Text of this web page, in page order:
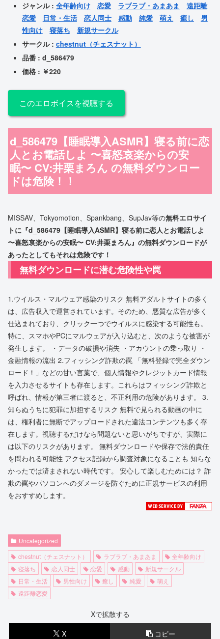
ジャンル : 全年齢向け 恋愛 ラブラブ・あまあま
遠距離
恋愛
日常・生活 恋人同士 感動 純愛 萌え 癒し
男
性向け
寝落ち
新規サークル
サークル : chestnut（チェスナット）
品番 : d_586479
価格 : ￥220
このエロボイスを視聴する
d_586479【睡眠導入ASMR】寝る前に恋
人とお電話しよ 〜喜怒哀楽からの安
眠〜 CV:井栗まろん の無料ダウンロー
ドは危険！！
MISSAV、Tokyomotion、Spankbang、SupJav等の無料エロサイ
トに『d_586479【睡眠導入ASMR】寝る前に恋人とお電話しよ
〜喜怒哀楽からの安眠〜 CV:井栗まろん』の無料ダウンロードが
あったとしてもそれは危険です！
無料ダウンロードに潜む危険性や罠
1.ウイルス・マルウェア感染のリスク 無料アダルトサイトの多く
は、広告収入で運営されています。そのため、悪質な広告が多く
仕込まれており、クリック一つでウイルスに感染する可能性も。
特に、スマホやPCにマルウェアが入り込むと、次のような被害が
発生します。 ・データの破損や消失 ・アカウントの乗っ取り ・
金融情報の流出 2.フィッシング詐欺の罠 「無料登録で完全ダウン
ロード！」などの甘い言葉で、個人情報やクレジットカード情報
を入力させるサイトも存在します。これらはフィッシング詐欺と
呼ばれ、情報が第三者に渡ると、不正利用の危険があります。 3.
知らぬうちに犯罪に加担するリスク 無料で見られる動画の中に
は、権利者に無断でアップロードされた違法コンテンツも多く存
在します。視聴するだけなら問題ないと思いがちですが、実際に
は以下のリスクがあります。 無料ダウンロードや保存で法的責任
を問われる可能性 アクセス記録から調査対象になることも 知らな
かったでは済まされない時代です。 安心して楽しむためには？ 詐
欺の罠やパソコンへのダメージを防ぐために正規サービスの利用
をおすすめします。
Uncategorized
chestnut（チェスナット）
ラブラブ・あまあま
全年齢向け
寝落ち
恋人同士 恋愛 感動
新規サークル
日常・生活
男性向け 癒し 純愛
萌え
遠距離恋愛
Xで拡散する
X
コピー